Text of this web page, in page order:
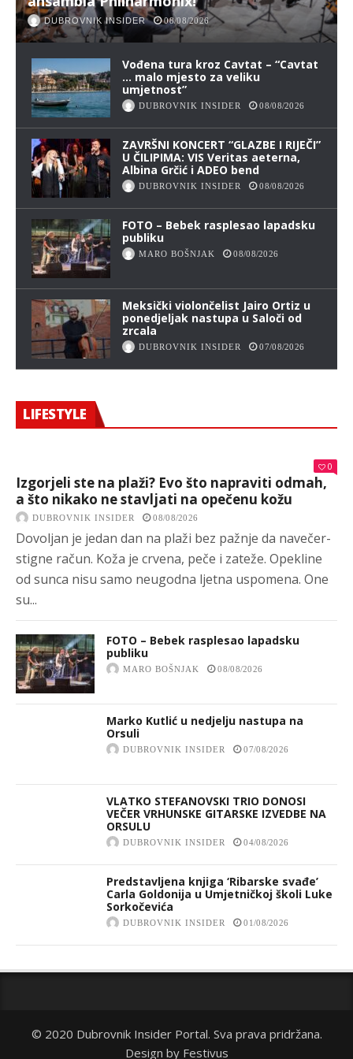
DUBROVNIK INSIDER 08/08/2026
Vođena tura kroz Cavtat – “Cavtat
… malo mjesto za veliku
umjetnost”
DUBROVNIK INSIDER 08/08/2026
ZAVRŠNI KONCERT “GLAZBE I RIJEČI”
U ČILIPIMA: VIS Veritas aeterna,
Albina Grčić i ADEO bend
DUBROVNIK INSIDER 08/08/2026
FOTO – Bebek rasplesao lapadsku
publiku
MARO BOŠNJAK 08/08/2026
Meksički violončelist Jairo Ortiz u
ponedjeljak nastupa u Saloči od
zrcala
DUBROVNIK INSIDER 07/08/2026
LIFESTYLE
0
Izgorjeli ste na plaži? Evo što napraviti odmah,
a što nikako ne stavljati na opečenu kožu
DUBROVNIK INSIDER 08/08/2026
Dovoljan je jedan dan na plaži bez pažnje da navečer-
stigne račun. Koža je crvena, peče i zateže. Opekline
od sunca nisu samo neugodna ljetna uspomena. One
su...
FOTO – Bebek rasplesao lapadsku
publiku
MARO BOŠNJAK 08/08/2026
Marko Kutlić u nedjelju nastupa na
Orsuli
DUBROVNIK INSIDER 07/08/2026
VLATKO STEFANOVSKI TRIO DONOSI
VEČER VRHUNSKE GITARSKE IZVEDBE NA
ORSULU
DUBROVNIK INSIDER 04/08/2026
Predstavljena knjiga ‘Ribarske svađe’
Carla Goldonija u Umjetničkoj školi Luke
Sorkočevića
DUBROVNIK INSIDER 01/08/2026
© 2020 Dubrovnik Insider Portal. Sva prava pridržana.
Design by Festivus